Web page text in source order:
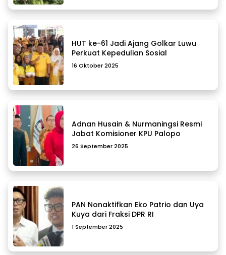
HUT ke-61 Jadi Ajang Golkar Luwu
Perkuat Kepedulian Sosial
16 Oktober 2025
Adnan Husain & Nurmaningsi Resmi
Jabat Komisioner KPU Palopo
26 September 2025
PAN Nonaktifkan Eko Patrio dan Uya
Kuya dari Fraksi DPR RI
1 September 2025